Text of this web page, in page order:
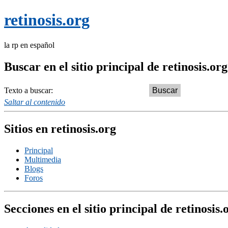
retinosis.org
la rp en español
Buscar en el sitio principal de retinosis.org
Texto a buscar:
Saltar al contenido
Sitios en retinosis.org
Principal
Multimedia
Blogs
Foros
Secciones en el sitio principal de